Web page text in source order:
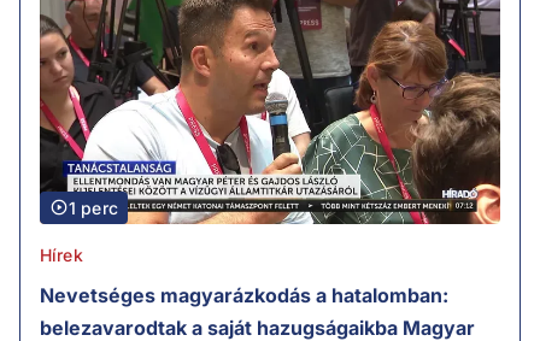
1 perc
Hírek
Nevetséges magyarázkodás a hatalomban:
belezavarodtak a saját hazugságaikba Magyar